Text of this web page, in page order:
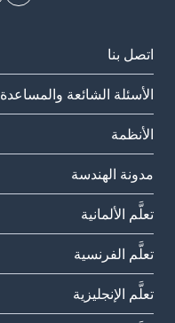
اتصل بنا
الأسئلة الشائعة والمساعدة
الأنظمة
مدونة الهندسة
تعلَّم الألمانية
تعلَّم الفرنسية
تعلَّم الإنجليزية